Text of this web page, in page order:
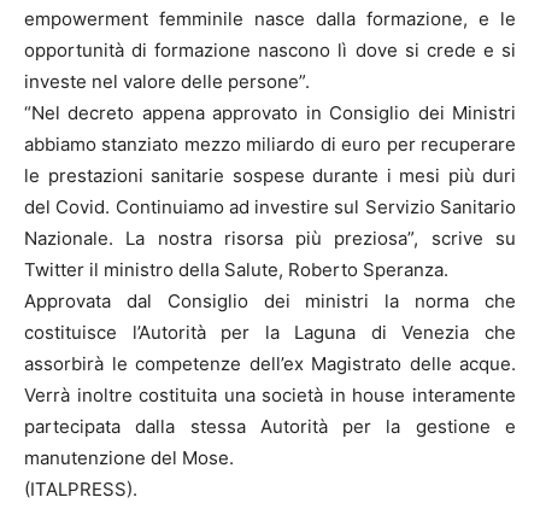
empowerment femminile nasce dalla formazione, e le
opportunità di formazione nascono lì dove si crede e si
investe nel valore delle persone”.
“Nel decreto appena approvato in Consiglio dei Ministri
abbiamo stanziato mezzo miliardo di euro per recuperare
le prestazioni sanitarie sospese durante i mesi più duri
del Covid. Continuiamo ad investire sul Servizio Sanitario
Nazionale. La nostra risorsa più preziosa”, scrive su
Twitter il ministro della Salute, Roberto Speranza.
Approvata dal Consiglio dei ministri la norma che
costituisce l’Autorità per la Laguna di Venezia che
assorbirà le competenze dell’ex Magistrato delle acque.
Verrà inoltre costituita una società in house interamente
partecipata dalla stessa Autorità per la gestione e
manutenzione del Mose.
(ITALPRESS).